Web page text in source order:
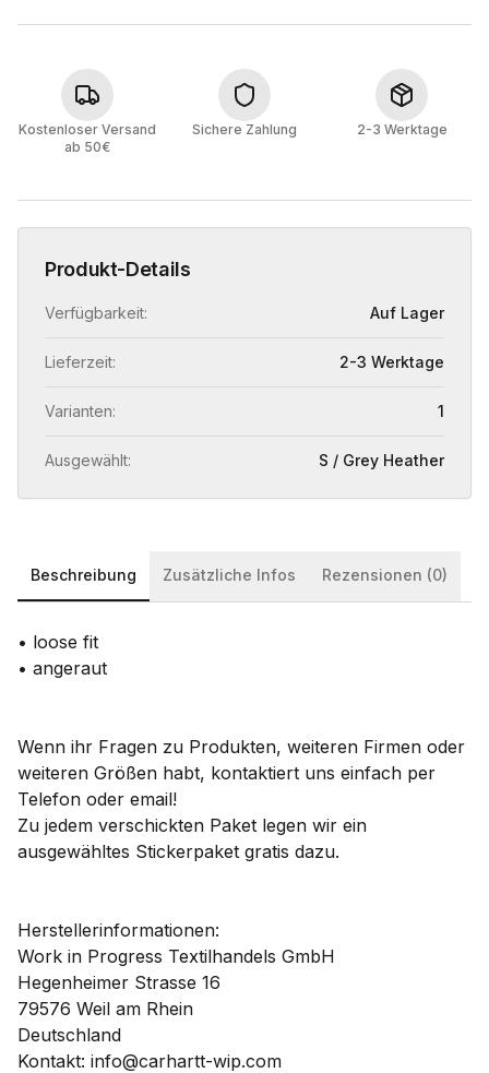
Kostenloser Versand
ab 50€
Sichere Zahlung 2-3 Werktage
Produkt-Details
Verfügbarkeit: Auf Lager
Lieferzeit: 2-3 Werktage
Varianten: 1
Ausgewählt: S / Grey Heather
Beschreibung Zusätzliche Infos Rezensionen (0)
• loose fit
• angeraut
Wenn ihr Fragen zu Produkten, weiteren Firmen oder
weiteren Größen habt, kontaktiert uns einfach per
Telefon oder email!
Zu jedem verschickten Paket legen wir ein
ausgewähltes Stickerpaket gratis dazu.
Herstellerinformationen:
Work in Progress Textilhandels GmbH
Hegenheimer Strasse 16
79576 Weil am Rhein
Deutschland
Kontakt: info@carhartt-wip.com